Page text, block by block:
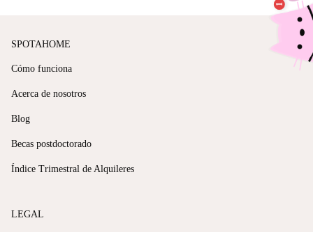
SPOTAHOME
Cómo funciona
Acerca de nosotros
Blog
Becas postdoctorado
Índice Trimestral de Alquileres
LEGAL